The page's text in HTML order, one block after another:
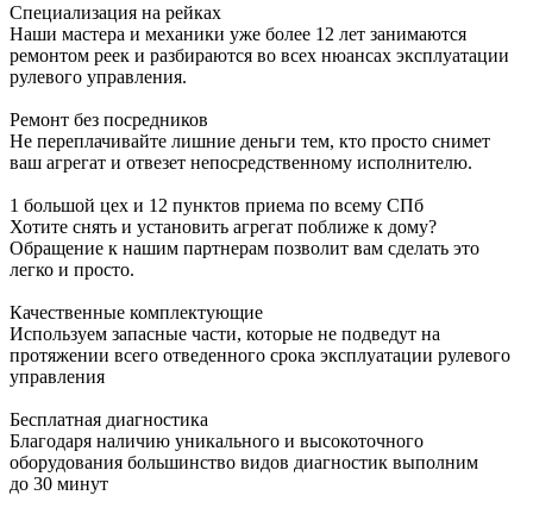
Специализация на рейках
Наши мастера и механики уже более 12 лет занимаются
ремонтом реек и разбираются во всех нюансах эксплуатации
рулевого управления.
Ремонт без посредников
Не переплачивайте лишние деньги тем, кто просто снимет
ваш агрегат и отвезет непосредственному исполнителю.
1 большой цех и 12 пунктов приема по всему СПб
Хотите снять и установить агрегат поближе к дому?
Обращение к нашим партнерам позволит вам сделать это
легко и просто.
Качественные комплектующие
Используем запасные части, которые не подведут на
протяжении всего отведенного срока эксплуатации рулевого
управления
Бесплатная диагностика
Благодаря наличию уникального и высокоточного
оборудования большинство видов диагностик выполним
до 30 минут